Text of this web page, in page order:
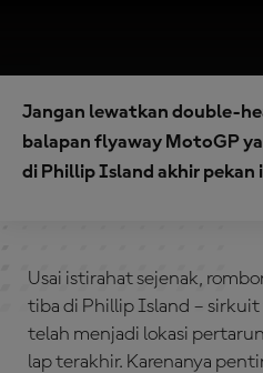
Jangan lewatkan double-
balapan flyaway MotoGP
di Phillip Island akhir pekan
Usai istirahat sejenak,
tiba di Phillip Island –
telah menjadi lokasi
lap terakhir. Karenanya